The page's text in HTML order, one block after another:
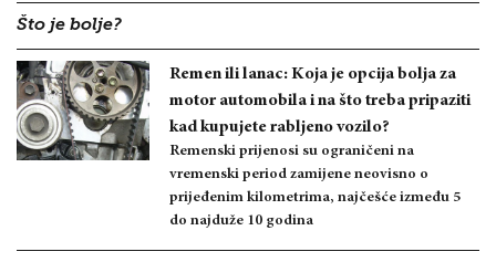
Što je bolje?
Remen ili lanac: Koja je opcija bolja za
motor automobila i na što treba pripaziti
kad kupujete rabljeno vozilo?
Remenski prijenosi su ograničeni na
vremenski period zamijene neovisno o
prijeđenim kilometrima, najčešće između 5
do najduže 10 godina